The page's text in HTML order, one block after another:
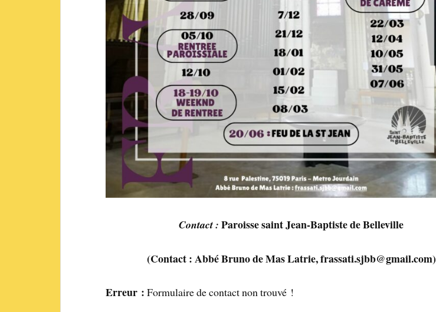
Contact : Paroisse saint Jean-Baptiste de Belleville
(Contact : Abbé Bruno de Mas Latrie,frassati.sjbb@gmail.com)
Erreur : Formulaire de contact non trouvé !